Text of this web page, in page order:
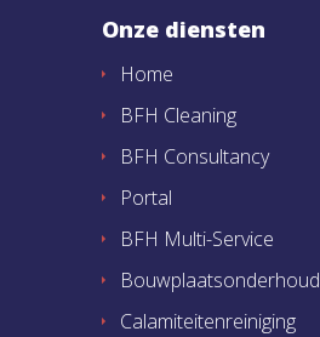
Onze diensten
Home
BFH Cleaning
BFH Consultancy
Portal
BFH Multi-Service
Bouwplaatsonderhoud
Calamiteitenreiniging